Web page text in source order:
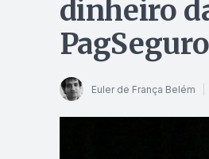
dinheiro
Euler de França Belém